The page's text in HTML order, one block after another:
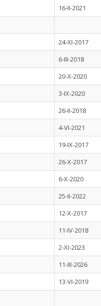
16-II-2021
24-XI-2017
6-III-2018
20-X-2020
3-IX-2020
26-II-2018
4-VI-2021
19-IX-2017
26-X-2017
6-X-2020
25-II-2022
12-X-2017
11-IV-2018
2-XI-2023
11-III-2026
13-VI-2019